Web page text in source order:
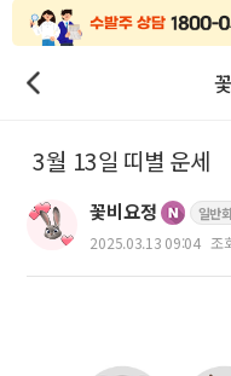
3월 13일 띠별 운세
꽃비요정 일반
2025.03.13 09:04 조